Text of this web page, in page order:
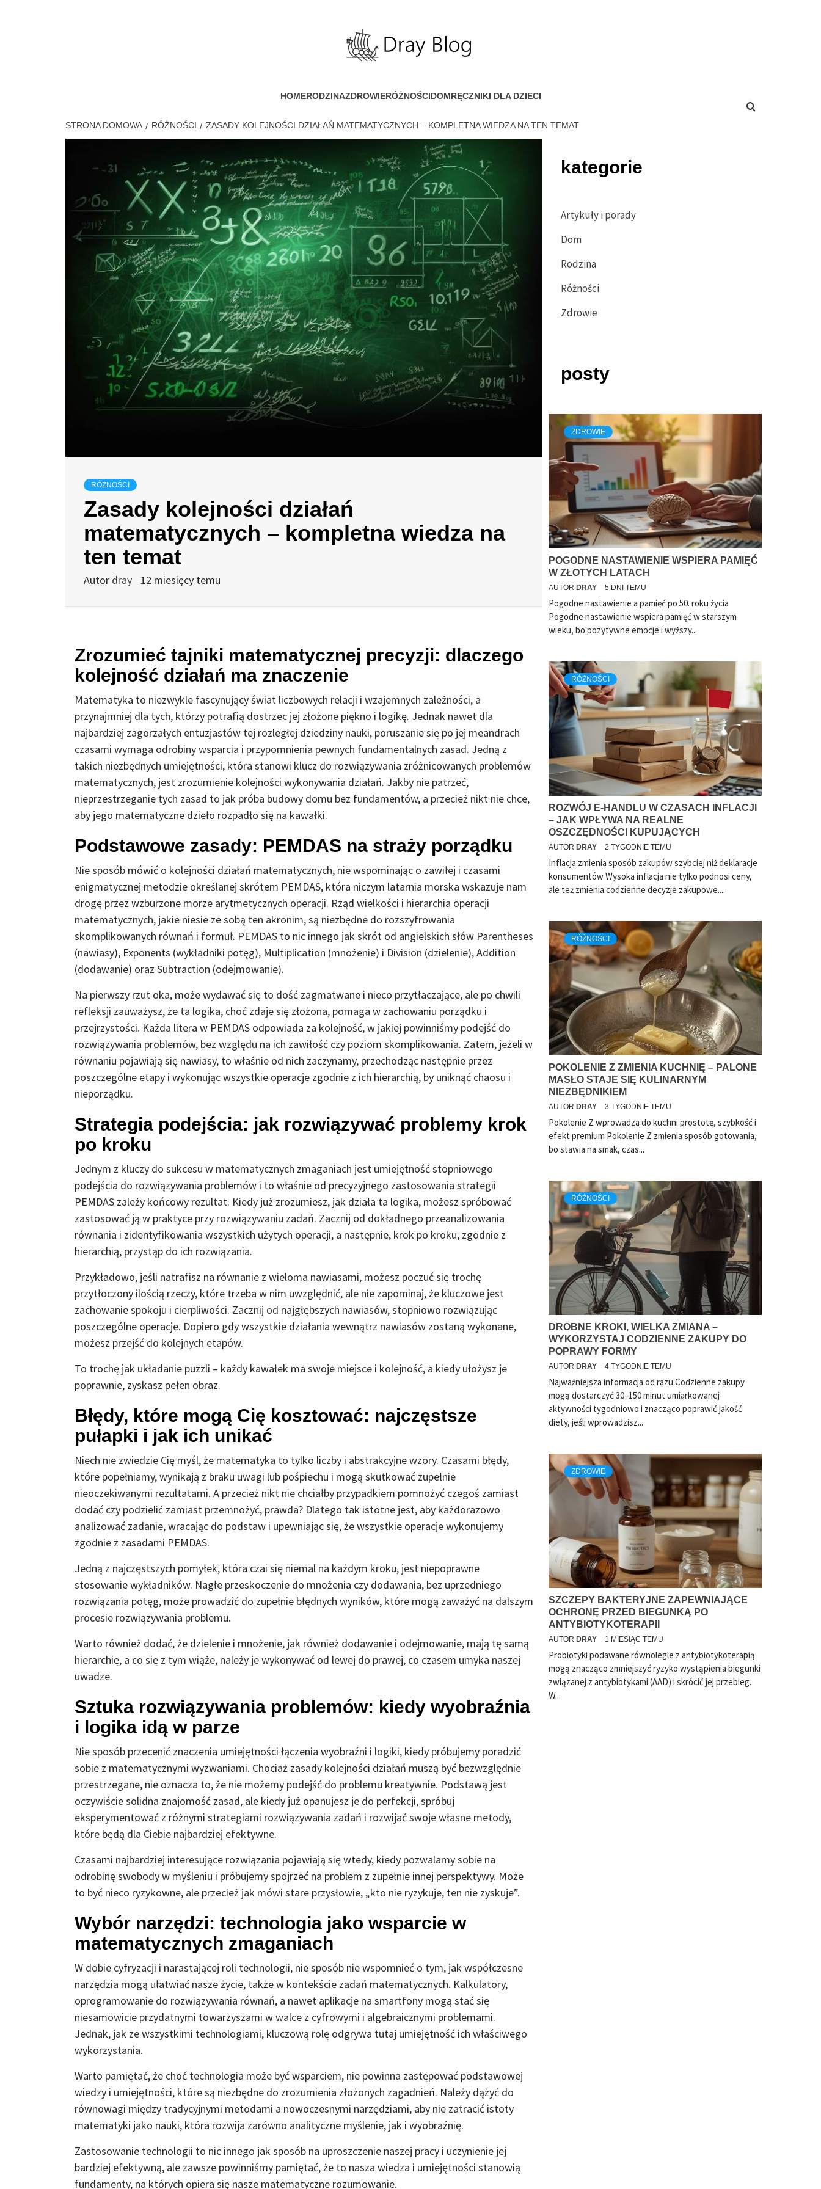
HOMERODZINAZDROWIERÓŻNOŚCIDOMRĘCZNIKI DLA DZIECI
STRONA DOMOWA RÓŻNOŚCI ZASADY KOLEJNOŚCI DZIAŁAŃ MATEMATYCZNYCH – KOMPLETNA WIEDZA NA TEN TEMAT
RÓŻNOŚCI
Zasady kolejności działań
matematycznych – kompletna wiedza na
ten temat
Autor dray 12 miesięcy temu
Zrozumieć tajniki matematycznej precyzji: dlaczego
kolejność działań ma znaczenie
Matematyka to niezwykle fascynujący świat liczbowych relacji i wzajemnych zależności, a
przynajmniej dla tych, którzy potrafią dostrzec jej złożone piękno i logikę. Jednak nawet dla
najbardziej zagorzałych entuzjastów tej rozległej dziedziny nauki, poruszanie się po jej meandrach
czasami wymaga odrobiny wsparcia i przypomnienia pewnych fundamentalnych zasad. Jedną z
takich niezbędnych umiejętności, która stanowi klucz do rozwiązywania zróżnicowanych problemów
matematycznych, jest zrozumienie kolejności wykonywania działań. Jakby nie patrzeć,
nieprzestrzeganie tych zasad to jak próba budowy domu bez fundamentów, a przecież nikt nie chce,
aby jego matematyczne dzieło rozpadło się na kawałki.
Podstawowe zasady: PEMDAS na straży porządku
Nie sposób mówić o kolejności działań matematycznych, nie wspominając o zawiłej i czasami
enigmatycznej metodzie określanej skrótem PEMDAS, która niczym latarnia morska wskazuje nam
drogę przez wzburzone morze arytmetycznych operacji. Rząd wielkości i hierarchia operacji
matematycznych, jakie niesie ze sobą ten akronim, są niezbędne do rozszyfrowania
skomplikowanych równań i formuł. PEMDAS to nic innego jak skrót od angielskich słów Parentheses
(nawiasy), Exponents (wykładniki potęg), Multiplication (mnożenie) i Division (dzielenie), Addition
(dodawanie) oraz Subtraction (odejmowanie).
Na pierwszy rzut oka, może wydawać się to dość zagmatwane i nieco przytłaczające, ale po chwili
refleksji zauważysz, że ta logika, choć zdaje się złożona, pomaga w zachowaniu porządku i
przejrzystości. Każda litera w PEMDAS odpowiada za kolejność, w jakiej powinniśmy podejść do
rozwiązywania problemów, bez względu na ich zawiłość czy poziom skomplikowania. Zatem, jeżeli w
równaniu pojawiają się nawiasy, to właśnie od nich zaczynamy, przechodząc następnie przez
poszczególne etapy i wykonując wszystkie operacje zgodnie z ich hierarchią, by uniknąć chaosu i
nieporządku.
Strategia podejścia: jak rozwiązywać problemy krok
po kroku
Jednym z kluczy do sukcesu w matematycznych zmaganiach jest umiejętność stopniowego
podejścia do rozwiązywania problemów i to właśnie od precyzyjnego zastosowania strategii
PEMDAS zależy końcowy rezultat. Kiedy już zrozumiesz, jak działa ta logika, możesz spróbować
zastosować ją w praktyce przy rozwiązywaniu zadań. Zacznij od dokładnego przeanalizowania
równania i zidentyfikowania wszystkich użytych operacji, a następnie, krok po kroku, zgodnie z
hierarchią, przystąp do ich rozwiązania.
Przykładowo, jeśli natrafisz na równanie z wieloma nawiasami, możesz poczuć się trochę
przytłoczony ilością rzeczy, które trzeba w nim uwzględnić, ale nie zapominaj, że kluczowe jest
zachowanie spokoju i cierpliwości. Zacznij od najgłębszych nawiasów, stopniowo rozwiązując
poszczególne operacje. Dopiero gdy wszystkie działania wewnątrz nawiasów zostaną wykonane,
możesz przejść do kolejnych etapów.
To trochę jak układanie puzzli – każdy kawałek ma swoje miejsce i kolejność, a kiedy ułożysz je
poprawnie, zyskasz pełen obraz.
Błędy, które mogą Cię kosztować: najczęstsze
pułapki i jak ich unikać
Niech nie zwiedzie Cię myśl, że matematyka to tylko liczby i abstrakcyjne wzory. Czasami błędy,
które popełniamy, wynikają z braku uwagi lub pośpiechu i mogą skutkować zupełnie
nieoczekiwanymi rezultatami. A przecież nikt nie chciałby przypadkiem pomnożyć czegoś zamiast
dodać czy podzielić zamiast przemnożyć, prawda? Dlatego tak istotne jest, aby każdorazowo
analizować zadanie, wracając do podstaw i upewniając się, że wszystkie operacje wykonujemy
zgodnie z zasadami PEMDAS.
Jedną z najczęstszych pomyłek, która czai się niemal na każdym kroku, jest niepoprawne
stosowanie wykładników. Nagłe przeskoczenie do mnożenia czy dodawania, bez uprzedniego
rozwiązania potęg, może prowadzić do zupełnie błędnych wyników, które mogą zaważyć na dalszym
procesie rozwiązywania problemu.
Warto również dodać, że dzielenie i mnożenie, jak również dodawanie i odejmowanie, mają tę samą
hierarchię, a co się z tym wiąże, należy je wykonywać od lewej do prawej, co czasem umyka naszej
uwadze.
Sztuka rozwiązywania problemów: kiedy wyobraźnia
i logika idą w parze
Nie sposób przecenić znaczenia umiejętności łączenia wyobraźni i logiki, kiedy próbujemy poradzić
sobie z matematycznymi wyzwaniami. Chociaż zasady kolejności działań muszą być bezwzględnie
przestrzegane, nie oznacza to, że nie możemy podejść do problemu kreatywnie. Podstawą jest
oczywiście solidna znajomość zasad, ale kiedy już opanujesz je do perfekcji, spróbuj
eksperymentować z różnymi strategiami rozwiązywania zadań i rozwijać swoje własne metody,
które będą dla Ciebie najbardziej efektywne.
Czasami najbardziej interesujące rozwiązania pojawiają się wtedy, kiedy pozwalamy sobie na
odrobinę swobody w myśleniu i próbujemy spojrzeć na problem z zupełnie innej perspektywy. Może
to być nieco ryzykowne, ale przecież jak mówi stare przysłowie, „kto nie ryzykuje, ten nie zyskuje”.
Wybór narzędzi: technologia jako wsparcie w
matematycznych zmaganiach
W dobie cyfryzacji i narastającej roli technologii, nie sposób nie wspomnieć o tym, jak współczesne
narzędzia mogą ułatwiać nasze życie, także w kontekście zadań matematycznych. Kalkulatory,
oprogramowanie do rozwiązywania równań, a nawet aplikacje na smartfony mogą stać się
niesamowicie przydatnymi towarzyszami w walce z cyfrowymi i algebraicznymi problemami.
Jednak, jak ze wszystkimi technologiami, kluczową rolę odgrywa tutaj umiejętność ich właściwego
wykorzystania.
Warto pamiętać, że choć technologia może być wsparciem, nie powinna zastępować podstawowej
wiedzy i umiejętności, które są niezbędne do zrozumienia złożonych zagadnień. Należy dążyć do
równowagi między tradycyjnymi metodami a nowoczesnymi narzędziami, aby nie zatracić istoty
matematyki jako nauki, która rozwija zarówno analityczne myślenie, jak i wyobraźnię.
Zastosowanie technologii to nic innego jak sposób na uproszczenie naszej pracy i uczynienie jej
bardziej efektywną, ale zawsze powinniśmy pamiętać, że to nasza wiedza i umiejętności stanowią
fundamenty, na których opiera się nasze matematyczne rozumowanie.
kategorie
Artykuły i porady
Dom
Rodzina
Różności
Zdrowie
posty
ZDROWIE
POGODNE NASTAWIENIE WSPIERA PAMIĘĆ
W ZŁOTYCH LATACH
AUTOR DRAY 5 DNI TEMU
Pogodne nastawienie a pamięć po 50. roku życia
Pogodne nastawienie wspiera pamięć w starszym
wieku, bo pozytywne emocje i wyższy...
RÓŻNOŚCI
ROZWÓJ E-HANDLU W CZASACH INFLACJI
– JAK WPŁYWA NA REALNE
OSZCZĘDNOŚCI KUPUJĄCYCH
AUTOR DRAY 2 TYGODNIE TEMU
Inflacja zmienia sposób zakupów szybciej niż deklaracje
konsumentów Wysoka inflacja nie tylko podnosi ceny,
ale też zmienia codzienne decyzje zakupowe....
RÓŻNOŚCI
POKOLENIE Z ZMIENIA KUCHNIĘ – PALONE
MASŁO STAJE SIĘ KULINARNYM
NIEZBĘDNIKIEM
AUTOR DRAY 3 TYGODNIE TEMU
Pokolenie Z wprowadza do kuchni prostotę, szybkość i
efekt premium Pokolenie Z zmienia sposób gotowania,
bo stawia na smak, czas...
RÓŻNOŚCI
DROBNE KROKI, WIELKA ZMIANA –
WYKORZYSTAJ CODZIENNE ZAKUPY DO
POPRAWY FORMY
AUTOR DRAY 4 TYGODNIE TEMU
Najważniejsza informacja od razu Codzienne zakupy
mogą dostarczyć 30–150 minut umiarkowanej
aktywności tygodniowo i znacząco poprawić jakość
diety, jeśli wprowadzisz...
ZDROWIE
SZCZEPY BAKTERYJNE ZAPEWNIAJĄCE
OCHRONĘ PRZED BIEGUNKĄ PO
ANTYBIOTYKOTERAPII
AUTOR DRAY 1 MIESIĄC TEMU
Probiotyki podawane równolegle z antybiotykoterapią
mogą znacząco zmniejszyć ryzyko wystąpienia biegunki
związanej z antybiotykami (AAD) i skrócić jej przebieg.
W...